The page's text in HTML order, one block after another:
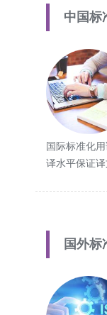
中国标
国际标准化
译水平保证译
国外标